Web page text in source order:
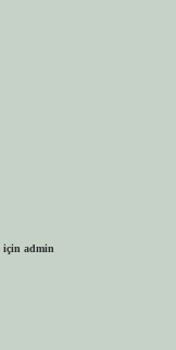
için admin